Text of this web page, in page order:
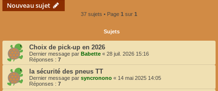
Nouveau sujet
37 sujets • Page 1 sur 1
Sujets
Choix de pick-up en 2026
Dernier message par Babette « 28 juil. 2026 15:16
Réponses : 7
la sécurité des pneus TT
Dernier message par syncronono « 14 mai 2025 14:05
Réponses : 7